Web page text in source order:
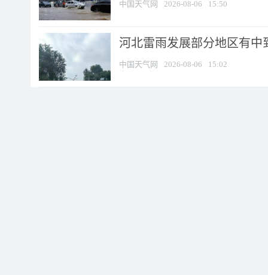
中国天气网 2026-08-06 15:50
河北雷雨发展部分地区有中
中国天气网 2026-08-06 15:02